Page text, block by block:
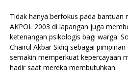
Tidak hanya berfokus pada bantuan
AKPOL 2003 di lapangan juga
ketenangan psikologis bagi warga.
Chairul Akbar Sidiq sebagai
semakin memperkuat kepercayaan
hadir saat mereka membutuhkan.